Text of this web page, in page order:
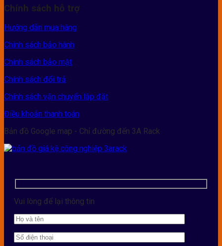
Chính sách hỗ trợ
Hướng dẫn mua hàng
Chính sách bảo hành
Chính sách bảo mật
Chính sách đổi trả
Chính sách vận chuyển lắp đặt
Điều khoản thanh toán
Bản đồ Google map - Chỉ đường đến 3A Rack
Vui lòng để lại thông tin